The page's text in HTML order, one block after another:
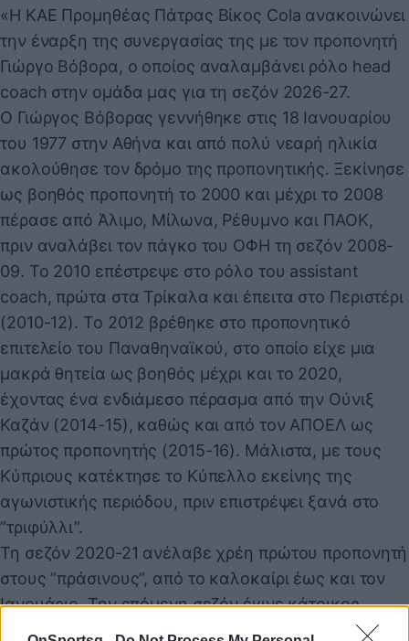
«Η ΚΑΕ Προμηθέας Πάτρας Βίκος Cola ανακοινώνει
την έναρξη της συνεργασίας της με τον προπονητή
Γιώργο Βόβορα, ο οποίος αναλαμβάνει ρόλο head
coach στην ομάδα μας για τη σεζόν 2026-27.
Ο Γιώργος Βόβορας γεννήθηκε στις 18 Ιανουαρίου
του 1977 στην Αθήνα και από πολύ νεαρή ηλικία
ακολούθησε τον δρόμο της προπονητικής. Ξεκίνησε
ως βοηθός προπονητή το 2000 και μέχρι το 2008
πέρασε από Άλιμο, Μίλωνα, Ρέθυμνο και ΠΑΟΚ,
πριν αναλάβει τον πάγκο του ΟΦΗ τη σεζόν 2008-
09. Το 2010 επέστρεψε στο ρόλο του assistant
coach, πρώτα στα Τρίκαλα και έπειτα στο Περιστέρι
(2010-12). Το 2012 βρέθηκε στο προπονητικό
επιτελείο του Παναθηναϊκού, στο οποίο είχε μια
μακρά θητεία ως βοηθός μέχρι και το 2020,
έχοντας ένα ενδιάμεσο πέρασμα από την Ούνιξ
Καζάν (2014-15), καθώς και από τον ΑΠΟΕΛ ως
πρώτος προπονητής (2015-16). Μάλιστα, με τους
Κύπριους κατέκτησε το Κύπελλο εκείνης της
αγωνιστικής περιόδου, πριν επιστρέψει ξανά στο
”τριφύλλι”.
Τη σεζόν 2020-21 ανέλαβε χρέη πρώτου προπονητή
στους ”πράσινους”, από το καλοκαίρι έως και τον
Ιανουάριο. Την επόμενη σεζόν έγινε κάτοικος
Ουγγαρίας για λογαριασμό της Ντέμπρετσεν, για να